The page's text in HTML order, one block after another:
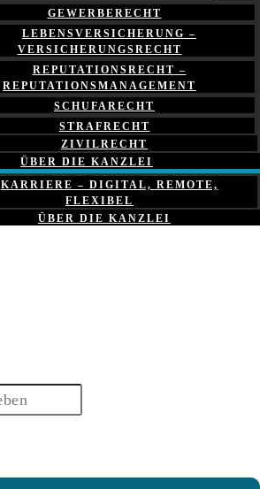
GEWERBERECHT
LEBENSVERSICHERUNG –
VERSICHERUNGSRECHT
REPUTATIONSRECHT –
REPUTATIONSMANAGEMENT
SCHUFARECHT
STRAFRECHT
ZIVILRECHT
ÜBER DIE KANZLEI
KARRIERE – DIGITAL, REMOTE,
FLEXIBEL
ÜBER DIE KANZLEI